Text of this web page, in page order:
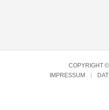
COPYRIGHT
IMPRESSUM